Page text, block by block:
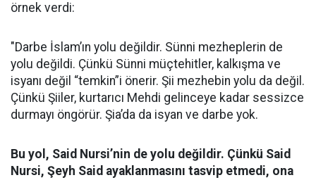
örnek verdi:
"Darbe İslam’ın yolu değildir. Sünni mezheplerin de
yolu değildi. Çünkü Sünni müçtehitler, kalkışma ve
isyanı değil “temkin”i önerir. Şii mezhebin yolu da değil.
Çünkü Şiiler, kurtarıcı Mehdi gelinceye kadar sessizce
durmayı öngörür. Şia’da da isyan ve darbe yok.
Bu yol, Said Nursi’nin de yolu değildir. Çünkü Said
Nursi, Şeyh Said ayaklanmasını tasvip etmedi, ona